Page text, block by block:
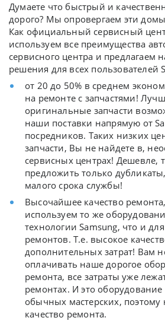
Думаете что быстрый и
дорого? Мы опровергаем эти
Как официальный сервисный
используем все преимущества
сервисного центра и предлагаем
решения для всех пользователей
от 20 до 50% в среднем
на ремонте с запчастями!
оригинальные запчасти
наши поставки напрямую от
посредников. Таких низких
запчасти, Вы не найдете в,
сервисных центрах! Дешевле,
предложить только
малого срока службы!
Высочайшее качество
используем то же
технологии Samsung, что и
ремонтов. Т.е. высокое
дополнительных затрат! Вам
оплачивать наше дорогое
ремонта, все затраты уже
ремонтах. И это оборудование
обычных мастерских, поэтому
качество ремонта.